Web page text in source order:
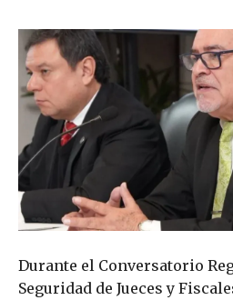
Durante el Conversatorio
Seguridad de Jueces y